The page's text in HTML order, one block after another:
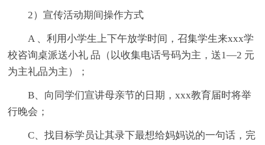
2）宣传活动期间操作方式
A 、利用小学生上下午放学时间，召集学生来xxx学
校咨询桌派送小礼 品（以收集电话号码为主，送1—2 元
为主礼品为主）；
B、向同学们宣讲母亲节的日期，xxx教育届时将举
行晚会；
C、找目标学员让其录下最想给妈妈说的一句话，完